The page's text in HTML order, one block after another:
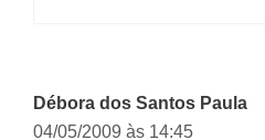
Débora dos Santos Paula
04/05/2009 às 14:45